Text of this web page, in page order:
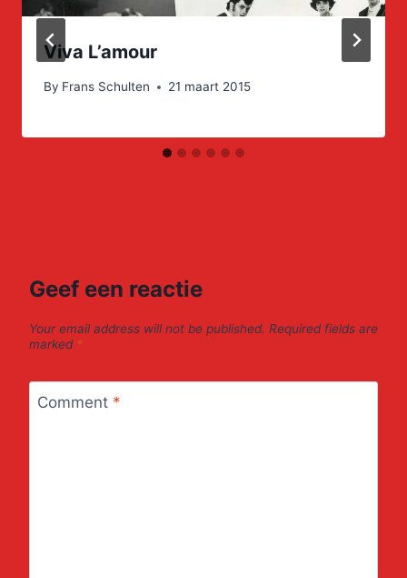
Viva L’amour
By Frans Schulten 21 maart 2015
Geef een reactie
Your email address will not be published. Required fields are
marked *
Comment *